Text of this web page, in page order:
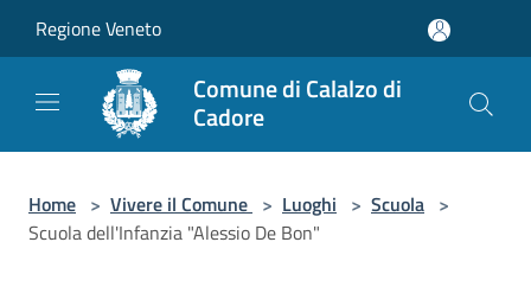
Regione Veneto
Comune di Calalzo di
Cadore
Home > Vivere il Comune > Luoghi > Scuola >
Scuola dell'Infanzia "Alessio De Bon"